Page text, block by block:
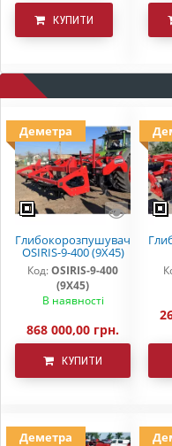
КУПИТИ
Деметра
Глибокорозпушувач
OSIRIS-9-400 (9Х45)
Код:OSIRIS-9-400
(9Х45)
В наявності
868 000,00 грн.
КУПИТИ
Деметра